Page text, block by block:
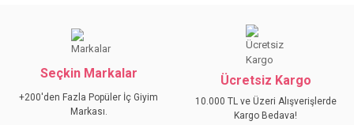
kullanarak tarafımıza iletebilirsiniz.
Görüş ve önerileriniz için teşekkür ederiz.
Ürün açıklamasında eksik bilgiler bulunuyor.
Seçkin Markalar
+200'den Fazla Popüler İç Giyim
Markası.
Ücretsiz Kargo
10.000 TL ve Üzeri Alışverişlerde
Kargo Bedava!